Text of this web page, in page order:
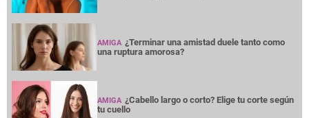
AMIGA ¿Terminar una amistad duele tanto como
una ruptura amorosa?
AMIGA ¿Cabello largo o corto? Elige tu corte según
tu cuello